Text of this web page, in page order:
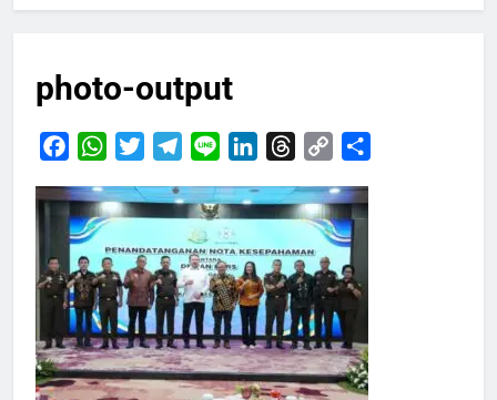
photo-output
FacebookWhatsApp
TwitterTelegram
Line LinkedInThreads
Copy